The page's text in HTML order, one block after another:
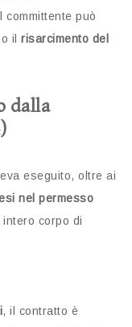
committente può
o il risarcimento del
dalla
eseguito, oltre ai
nel permesso
corpo di
, il contratto è